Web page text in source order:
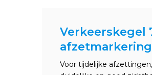
Verkeerskegel
afzetmarkering
Voor tijdelijke